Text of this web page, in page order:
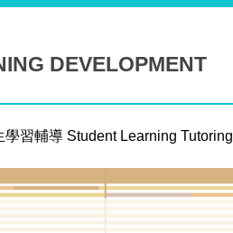
DEVELOPMENT
學習輔導 Student Learning Tutoring